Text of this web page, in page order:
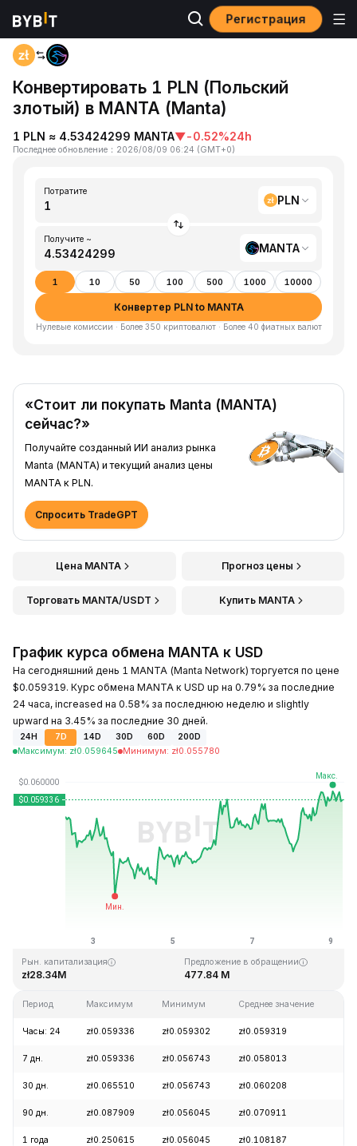
Регистрация
Главная
Конвертировать 1 PLN (Польский
злотый) в MANTA (Manta)
1 PLN ≈ 4.53424299 MANTA▼-0.52%24h
Последнее обновление ： 2026/08/09 06:24 (GMT+0)
Потратите
PLN
Получите ~
MANTA
1 10 50 100 500 1000 10000
Конвертер PLN to MANTA
Нулевые комиссии · Более 350 криптовалют · Более 40 фиатных валют
«Стоит ли покупать Manta (MANTA)
сейчас?»
Получайте созданный ИИ анализ рынка
Manta (MANTA) и текущий анализ цены
MANTA к PLN.
Спросить TradeGPT
Цена MANTA Прогноз цены
Торговать MANTA/USDT Купить MANTA
График курса обмена MANTA к USD
На сегодняшний день 1 MANTA (Manta Network) торгуется по цене
$0.059319. Курс обмена MANTA к USD up на 0.79% за последние
24 часа, increased на 0.58% за последнюю неделю и slightly
upward на 3.45% за последние 30 дней.
24H 7D 14D 30D 60D
200D
Максимум: zł0.059645 Минимум: zł0.055780
Последнее обновление: 06:24 GMT+0 2026-08-09
Рын. капитализация
zł28.34M
Предложение в обращении
477.84 M
Период Максимум Минимум Среднее значение
Часы: 24 zł0.059336 zł0.059302 zł0.059319
7 дн. zł0.059336 zł0.056743 zł0.058013
30 дн. zł0.065510 zł0.056743 zł0.060208
90 дн. zł0.087909 zł0.056045 zł0.070911
1 года zł0.250615 zł0.056045 zł0.108187